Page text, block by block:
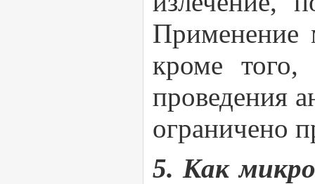
Применение
кроме того,
проведения
ограничено
5. Как